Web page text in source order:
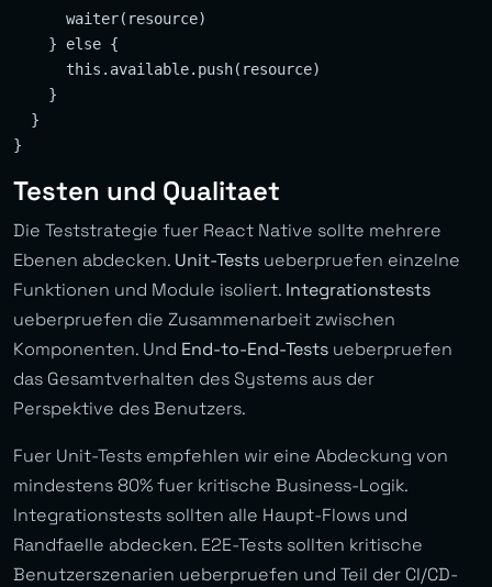
      waiter(resource)
    } else {
      this.available.push(resource)
    }
  }
Testen und Qualitaet
Die Teststrategie fuer React Native sollte mehrere
Ebenen abdecken. Unit-Tests ueberpruefen einzelne
Funktionen und Module isoliert. Integrationstests
ueberpruefen die Zusammenarbeit zwischen
Komponenten. Und End-to-End-Tests ueberpruefen
das Gesamtverhalten des Systems aus der
Perspektive des Benutzers.
Fuer Unit-Tests empfehlen wir eine Abdeckung von
mindestens 80% fuer kritische Business-Logik.
Integrationstests sollten alle Haupt-Flows und
Randfaelle abdecken. E2E-Tests sollten kritische
Benutzerszenarien ueberpruefen und Teil der CI/CD-